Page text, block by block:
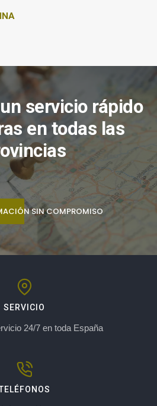
servicio rápido
en todas las
SIN COMPROMISO
SERVICIO
24/7 en toda España